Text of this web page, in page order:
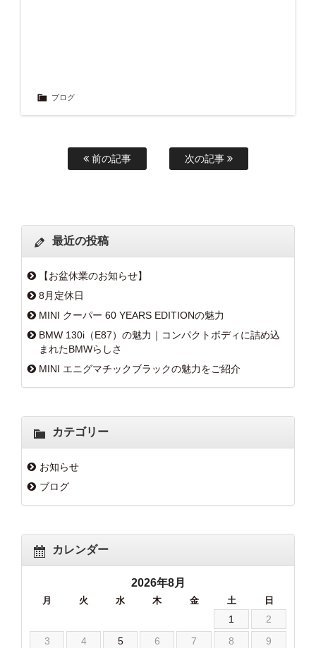
ブログ
前の記事 次の記事
最近の投稿
【お盆休業のお知らせ】
8月定休日
MINI クーパー 60 YEARS EDITIONの魅力
BMW 130i（E87）の魅力｜コンパクトボディに詰め込
まれたBMWらしさ
MINI エニグマチックブラックの魅力をご紹介
カテゴリー
お知らせ
ブログ
カレンダー
2026年8月
月 火 水 木 金 土 日
1
2
3
4 5 6 7 8
9